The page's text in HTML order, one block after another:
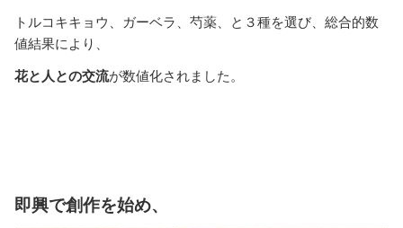
トルコキキョウ、ガーベラ、芍薬、と３種を選び、総合的数
値結果により、
花と人との交流が数値化されました。
即興で創作を始め、